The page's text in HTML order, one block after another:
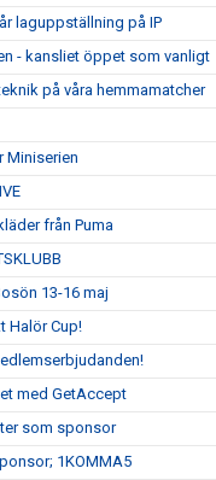
laguppställning på IP
- kansliet öppet som vanligt
på våra hemmamatcher
Miniserien
från Puma
13-16 maj
Halör Cup!
med GetAccept
som sponsor
1KOMMA5